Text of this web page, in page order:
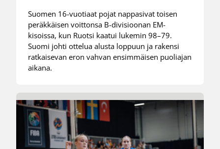
Suomen 16-vuotiaat pojat nappasivat toisen
peräkkäisen voittonsa B-divisioonan EM-
kisoissa, kun Ruotsi kaatui lukemin 98–79.
Suomi johti ottelua alusta loppuun ja rakensi
ratkaisevan eron vahvan ensimmäisen puoliajan
aikana.